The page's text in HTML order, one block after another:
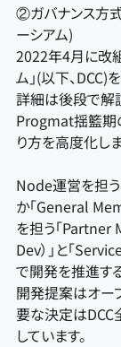
②ガバナンス方
ーシアム)
2022年4月に改
ム」(以下、DCC)
詳細は後段で解
Progmat揺籃期
り方を高度化しま
Node運営を担
か「General
を担う「Partner
Dev）」と「
で開発を推進す
開発提案はオー
要な決定はDCC
しています。